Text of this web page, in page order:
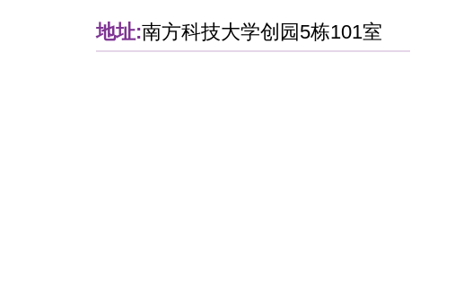
地址:南方科技大学创园5栋101室